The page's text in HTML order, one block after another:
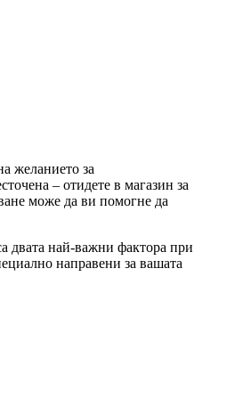
желанието за
– отидете в магазин за
може да ви помогне да
двата най-важни фактора при
направени за вашата